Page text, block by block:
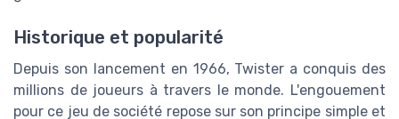
Historique et popularité
Depuis son lancement en 1966, Twister a conquis des
millions de joueurs à travers le monde. L'engouement
pour ce jeu de société repose sur son principe simple et